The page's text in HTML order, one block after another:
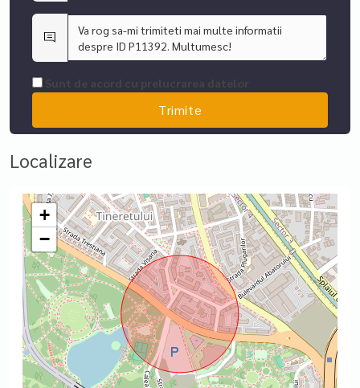
Localizare
+
−